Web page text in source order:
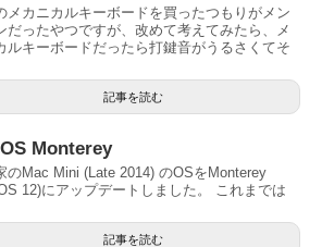
メカニカルキーボードを買ったつもりがメン
だったやつですが、改めて考えてみたら、メ
ルキーボードだったら打鍵音がうるさくてそ
記事を読む
Monterey
のMac Mini (Late 2014) のOSをMonterey
12)にアップデートしました。 これまでは
記事を読む